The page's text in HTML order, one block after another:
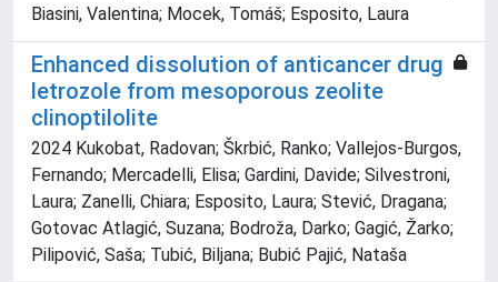
Biasini, Valentina; Mocek, Tomáš; Esposito, Laura
Enhanced dissolution of anticancer drug
letrozole from mesoporous zeolite
clinoptilolite
2024 Kukobat, Radovan; Škrbić, Ranko; Vallejos-Burgos,
Fernando; Mercadelli, Elisa; Gardini, Davide; Silvestroni,
Laura; Zanelli, Chiara; Esposito, Laura; Stević, Dragana;
Gotovac Atlagić, Suzana; Bodroža, Darko; Gagić, Žarko;
Pilipović, Saša; Tubić, Biljana; Bubić Pajić, Nataša